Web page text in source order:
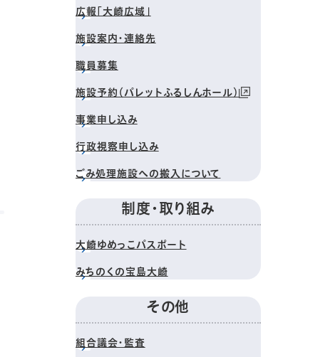
広報「大崎広域」
施設案内・連絡先
職員募集
施設予約（パレットふるしんホール）
事業申し込み
行政視察申し込み
ごみ処理施設への搬入について
制度・取り組み
大崎ゆめっこパスポート
みちのくの宝島大崎
その他
組合議会・監査